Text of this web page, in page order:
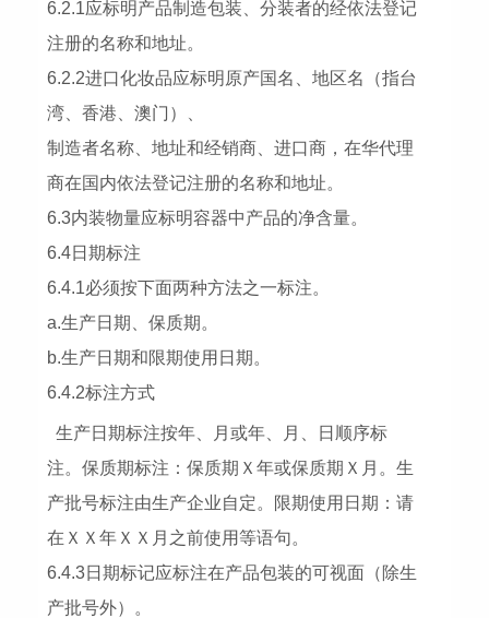
6.2.1应标明产品制造包装、分装者的经依法登记
注册的名称和地址。
6.2.2进口化妆品应标明原产国名、地区名（指台
湾、香港、澳门）、
制造者名称、地址和经销商、进口商，在华代理
商在国内依法登记注册的名称和地址。
6.3内装物量应标明容器中产品的净含量。
6.4日期标注
6.4.1必须按下面两种方法之一标注。
a.生产日期、保质期。
b.生产日期和限期使用日期。
6.4.2标注方式
生产日期标注按年、月或年、月、日顺序标
注。保质期标注：保质期Ｘ年或保质期Ｘ月。生
产批号标注由生产企业自定。限期使用日期：请
在ＸＸ年ＸＸ月之前使用等语句。
6.4.3日期标记应标注在产品包装的可视面（除生
产批号外）。